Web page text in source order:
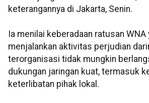
keterangannya di Jakarta, Senin.
Ia menilai keberadaan ratusan WNA
menjalankan aktivitas perjudian
terorganisasi tidak mungkin
dukungan jaringan kuat, termasuk
keterlibatan pihak lokal.